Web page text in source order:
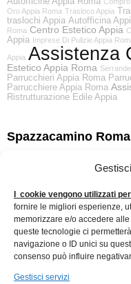
I cookie vengono utilizzati
fornire le migliori esperienze,
memorizzare e/o accedere
queste tecnologie ci
navigazione o ID unici su
consenso può influire
Gestisci servizi
Oro Appia Roma Trasloco Appia
traslochi Appia Autofficina
Roma Centro Estetico Appia
Appia
Imprese Di Pulizie Appia
Appia Assistenza
Estetico Appia Roma
Parrucchieri Appia Roma
Parrucchiere Appia Roma
Ristrutturazione Edile Appia
Spazzacamino Roma
che trovi qui sotto
Traslochi a Roma
Cerchi una ditta di